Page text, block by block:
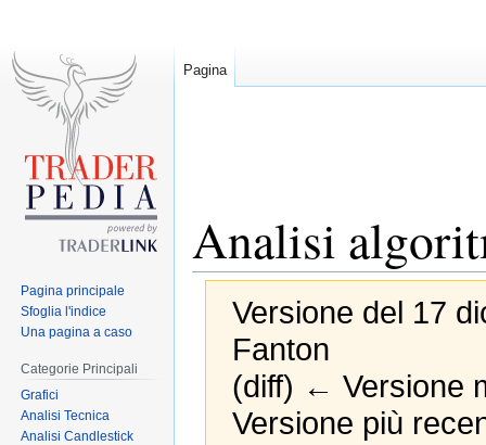
Analisi
Versione del 17
Fanton
(diff) ← Versione
Versione più
Pagina
Pagina principale
Sfoglia l'indice
Una pagina a caso
Categorie Principali
Grafici
Analisi Tecnica
Analisi Candlestick